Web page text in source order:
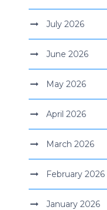
July 2026
June 2026
May 2026
April 2026
March 2026
February 2026
January 2026